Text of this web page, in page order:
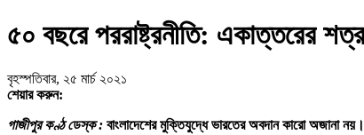
৫০ বছরে পররাষ্ট্রনীতি: একাত্তরের
বৃহস্পতিবার, ২৫ মার্চ ২০২১
শেয়ার করুন:
গাজীপুর কণ্ঠ ডেস্ক : বাংলাদেশের মুক্তিযুদ্ধে ভারতের অবদান কারো অজানা